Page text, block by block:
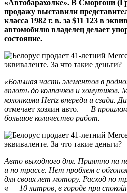
«Автобарахолке». В Сморгони
продажу выставили
класса 1982 г. в. за $11 123 в
автомобилю владелец делает
состояние.
«Большая часть элементов в
вплоть до колпачков и
колонками Hertz впереди и сзади.
отмечает хозяин авто. — В
большое количество работ.
Авто выходного дня. Приятно на
и по трассе. Нет проблем с
для своих лет мотору. Расход по
ч — 10 литров, в городе при